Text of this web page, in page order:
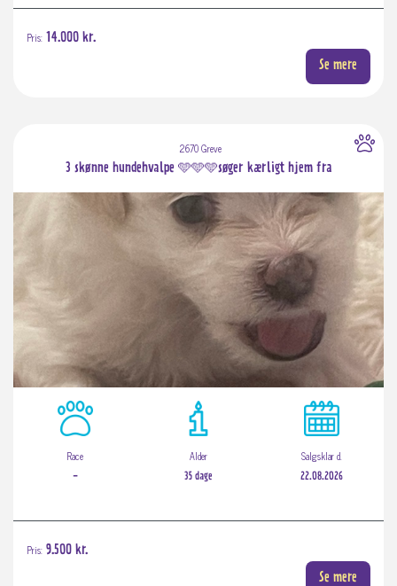
Pris: 14.000 kr.
Se mere
2670 Greve
3 skønne hundehvalpe 🩵🩵🩵søger kærligt hjem fra
Race
-
Alder
35 dage
Salgsklar d.
22.08.2026
Pris: 9.500 kr.
Se mere